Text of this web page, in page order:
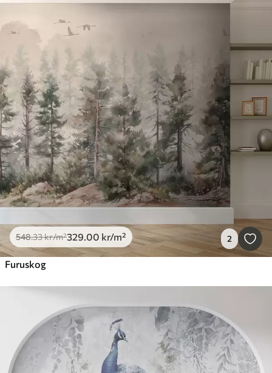
548.33kr/m²329.00 kr/m² 2
Furuskog